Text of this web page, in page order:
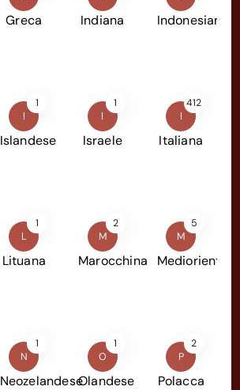
Greca Indiana Indonesiana
I
1
Islandese
I
1
Israele
I
412
Italiana
L
1
Lituana
M
2
Marocchina
M
5
Mediorientale
N
1
Neozelandese
O
1
Olandese
P
2
Polacca